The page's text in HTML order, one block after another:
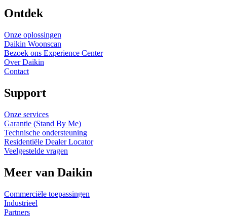
Ontdek
Onze oplossingen
Daikin Woonscan
Bezoek ons Experience Center
Over Daikin
Contact
Support
Onze services
Garantie (Stand By Me)
Technische ondersteuning
Residentiële Dealer Locator
Veelgestelde vragen
Meer van Daikin
Commerciële toepassingen
Industrieel
Partners